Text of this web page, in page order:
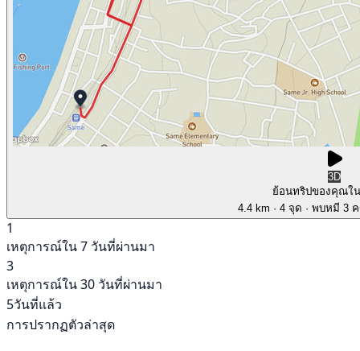
3D
ย้อนทริปของคุณใ
4.4 km · 4 จุด · พบหมี 3
1
เหตุการณ์ใน 7 วันที่ผ่านมา
3
เหตุการณ์ใน 30 วันที่ผ่านมา
5วันที่แล้ว
การปรากฏตัวล่าสุด